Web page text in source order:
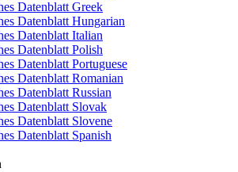
Datenblatt Greek
Datenblatt Hungarian
Datenblatt Italian
Datenblatt Polish
Datenblatt Portuguese
Datenblatt Romanian
Datenblatt Russian
Datenblatt Slovak
Datenblatt Slovene
Datenblatt Spanish